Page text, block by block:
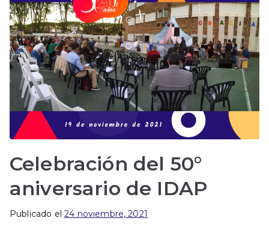
Celebración del 50°
aniversario de IDAP
Publicado el24 noviembre, 2021